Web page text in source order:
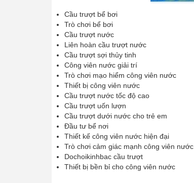
Cầu trượt bể bơi
Trò chơi bể bơi
Cầu trượt nước
Liên hoàn cầu trượt nước
Cầu trượt sợi thủy tinh
Công viên nước giải trí
Trò chơi mạo hiểm công viên nước
Thiết bị công viên nước
Cầu trượt nước tốc độ cao
Cầu trượt uốn lượn
Cầu trượt dưới nước cho trẻ em
Đầu tư bể nơi
Thiết kế công viên nước hiện đại
Trò chơi cảm giác mạnh công viên nước
Dochoikinhbac cầu trượt
Thiết bị bền bỉ cho công viên nước